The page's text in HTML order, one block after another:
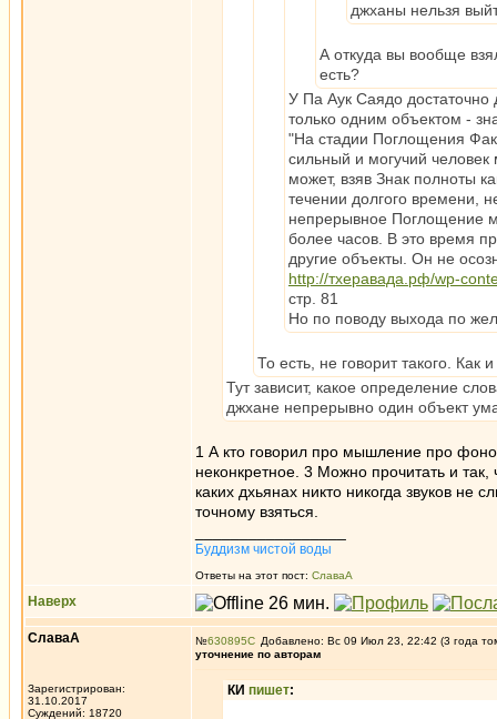
джханы нельзя
А откуда вы вообще
есть?
У Па Аук Саядо
только одним объектом -
"На стадии Поглощения
сильный и могучий
может, взяв Знак полноты
течении долгого времени,
непрерывное Поглощение
более часов. В это время
другие объекты. Он не
http://тхеравада.рф/wp-
стр. 81
Но по поводу выхода по
То есть, не говорит такого. Как
Тут зависит, какое определение
джхане непрерывно один объект
1 А кто говорил про мышление про
неконкретное. 3 Можно прочитать и
каких дхьянах никто никогда звуков не
точному взяться.
Буддизм чистой воды
Ответы на этот пост: СлаваА
Наверх
СлаваА
Зарегистрирован:
31.10.2017
Суждений: 18720
№630895
Добавлено: Вс 09 Июл 23, 22:42 (3 года
уточнение по авторам
КИ пишет: